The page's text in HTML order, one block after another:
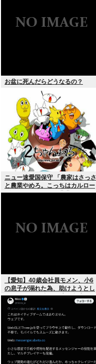
お盆に死んだらどうなるの？
ニュー速愛国保守 「農家はさっさ
と農業やめろ。こっちはカルロー
ズでいいんだから。農業されたら
【愛知】40歳会社員モメン、小6
の息子が溺れた為、助けようとし
て溺れる なお息子は妻が救出